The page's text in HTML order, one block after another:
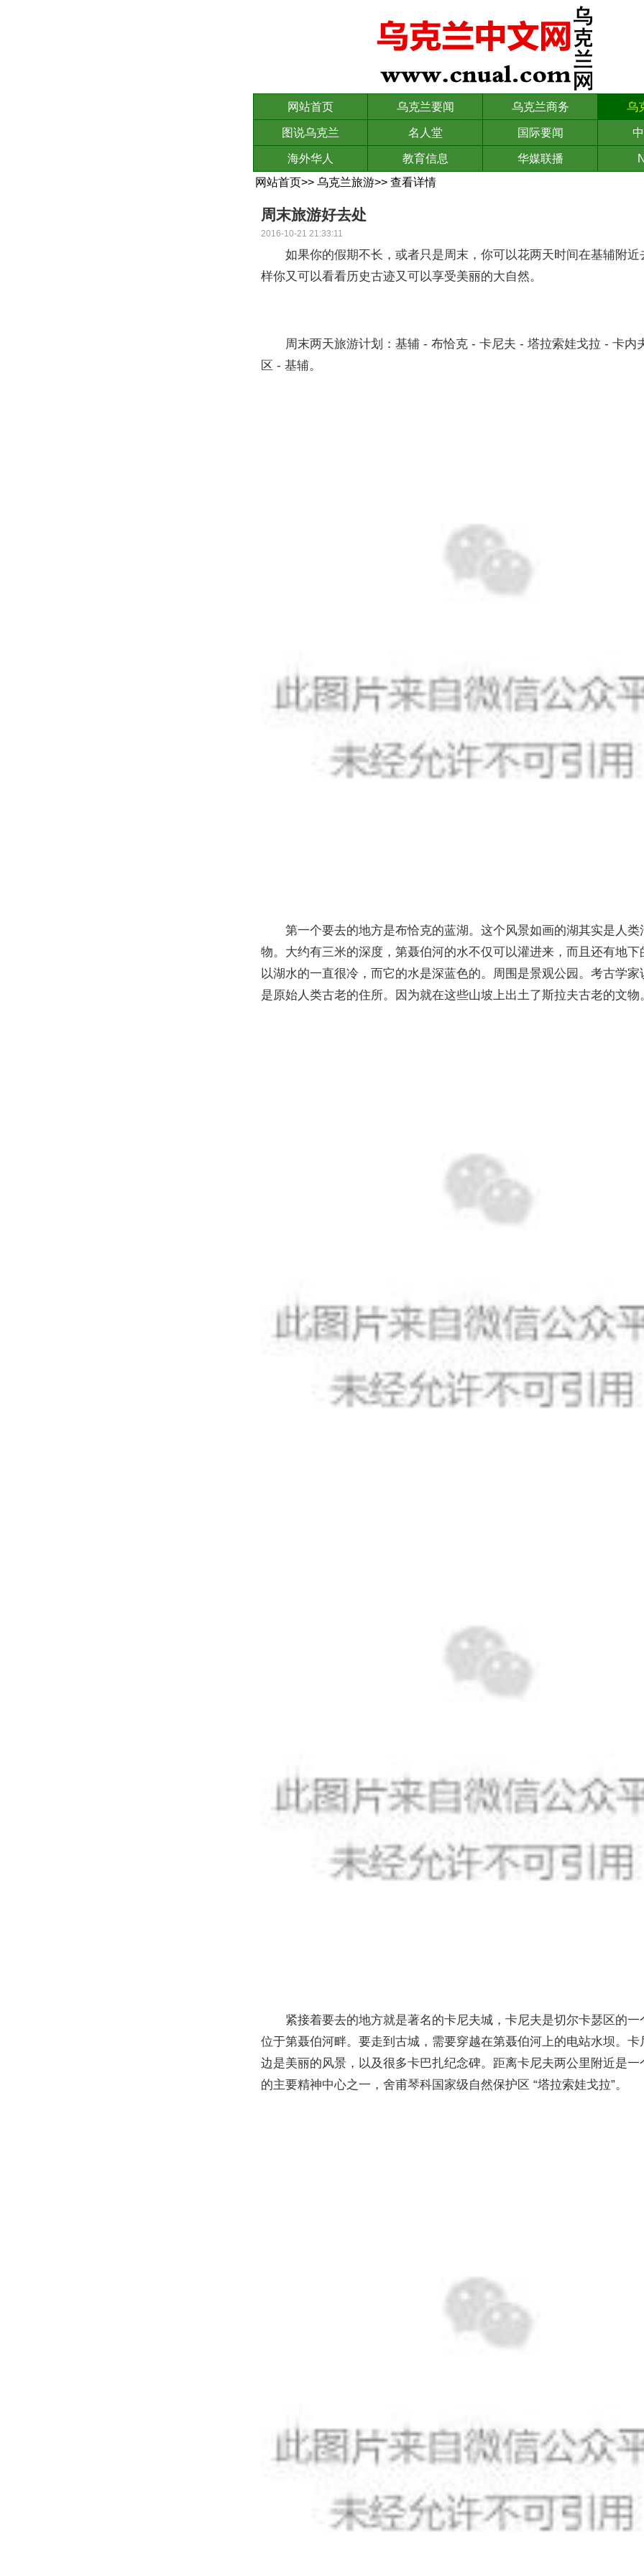
网站首页 乌克兰要闻 乌克兰商务 乌
图说乌克兰 名人堂 国际要闻
海外华人 教育信息 华媒联播
网站首页>> 乌克兰旅游>> 查看详情
周末旅游好去处
2016-10-21 21:33:11
如果你的假期不长，或者只是周末，你可以花两天时间在基辅附近
样你又可以看看历史古迹又可以享受美丽的大自然。
周末两天旅游计划：基辅 - 布恰克 - 卡尼夫 - 塔拉索娃戈拉 - 卡内
区 - 基辅。
第一个要去的地方是布恰克的蓝湖。这个风景如画的湖其实是人类
物。大约有三米的深度，第聂伯河的水不仅可以灌进来，而且还有地下
以湖水的一直很冷，而它的水是深蓝色的。周围是景观公园。考古学家
是原始人类古老的住所。因为就在这些山坡上出土了斯拉夫古老的文物
紧接着要去的地方就是著名的卡尼夫城，卡尼夫是切尔卡瑟区的一
位于第聂伯河畔。要走到古城，需要穿越在第聂伯河上的电站水坝。卡
边是美丽的风景，以及很多卡巴扎纪念碑。距离卡尼夫两公里附近是一
的主要精神中心之一，舍甫琴科国家级自然保护区 “塔拉索娃戈拉”。